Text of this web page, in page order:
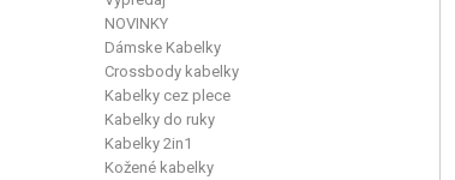
NOVINKY
Dámske Kabelky
Crossbody kabelky
Kabelky cez plece
Kabelky do ruky
Kabelky 2in1
Kožené kabelky